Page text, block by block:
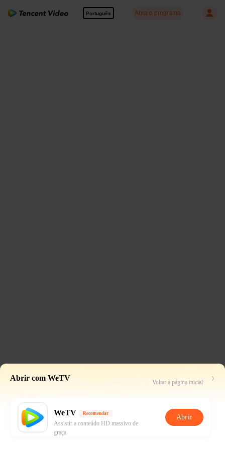
Português Abra o programa
Abrir com WeTV Voltar à página inicial
WeTV Recomendar
Assistir a conteúdo HD massivo de
graça
Abrir